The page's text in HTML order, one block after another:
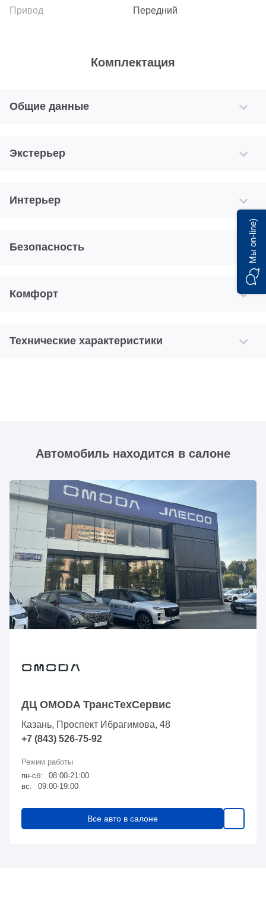
Передний
Комплектация
Общие данные
Экстерьер
Интерьер
Безопасность
Комфорт
Технические характеристики
Автомобиль находится в салоне
ДЦ OMODA ТрансТехСервис
Казань, Проспект Ибрагимова, 48
+7 (843) 526-75-92
пн-сб:
08:00-21:00
вс:
09:00-19:00
Все авто в салоне
Мы on-line)